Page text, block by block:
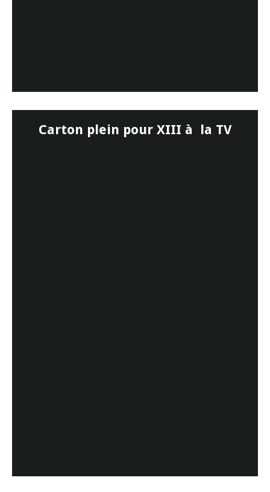
Carton plein pour XIII à la TV